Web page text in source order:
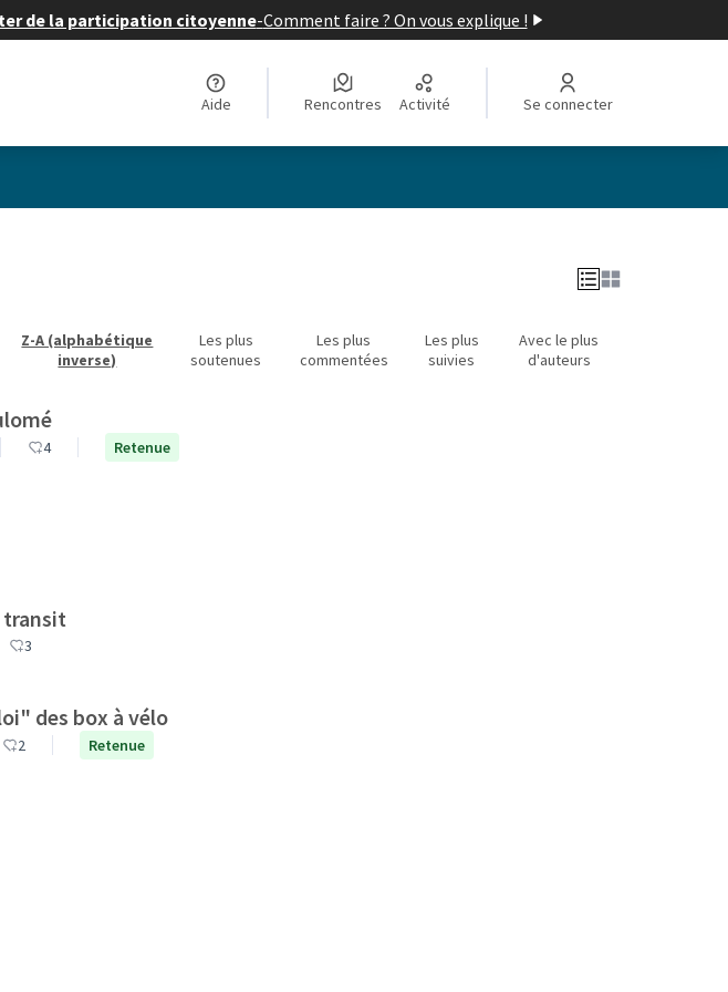
de la participation citoyenne-Comment faire ? On vous explique !
Aide Rencontres Activité Se connecter
Z-A (alphabétique
inverse)
Les plus
soutenues
Les plus
commentées
Les plus
suivies
Avec le plus
d'auteurs
4 Retenue
transit
3
des box à vélo
2 Retenue